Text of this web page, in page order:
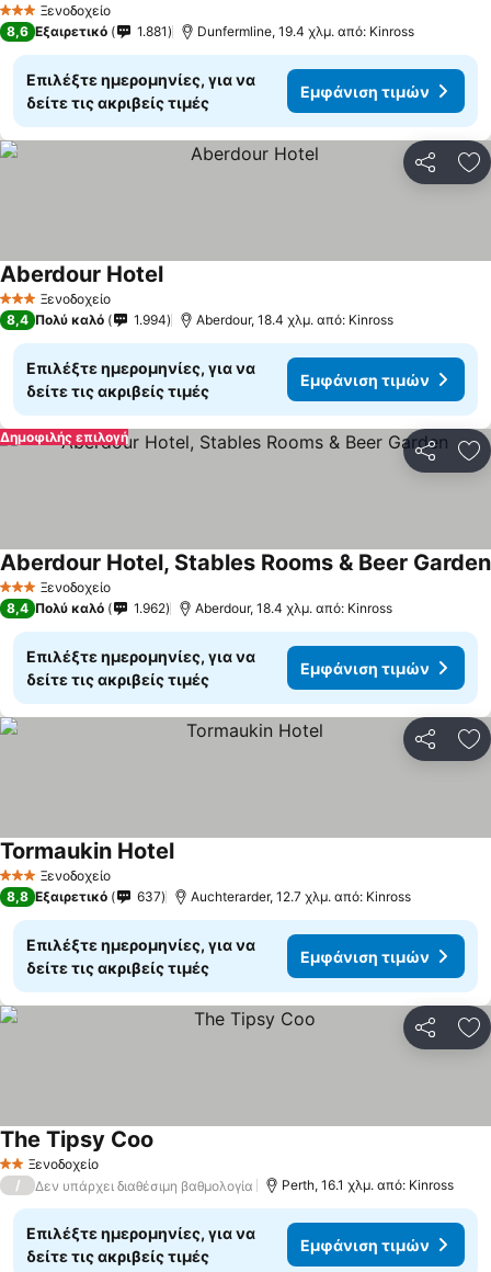
3 ΑστέριαΞενοδοχείο
8,6 Εξαιρετικό 1.881 Dunfermline, 19.4 χλμ. από: Kinross
Επιλέξτε ημερομηνίες, για να
δείτε τις ακριβείς τιμές
Εμφάνιση τιμών
3 ΑστέριαΞενοδοχείο
Aberdour Hotel
8,4 Πολύ καλό 1.994 Aberdour, 18.4 χλμ. από: Kinross
Επιλέξτε ημερομηνίες, για να
δείτε τις ακριβείς τιμές
Εμφάνιση τιμών
Δημοφιλής επιλογή
3 ΑστέριαΞενοδοχείο
Aberdour Hotel, Stables Rooms & Beer Garden
8,4 Πολύ καλό 1.962 Aberdour, 18.4 χλμ. από: Kinross
Επιλέξτε ημερομηνίες, για να
δείτε τις ακριβείς τιμές
Εμφάνιση τιμών
3 ΑστέριαΞενοδοχείο
Tormaukin Hotel
8,8 Εξαιρετικό 637 Auchterarder, 12.7 χλμ. από: Kinross
Επιλέξτε ημερομηνίες, για να
δείτε τις ακριβείς τιμές
Εμφάνιση τιμών
2 ΑστέριαΞενοδοχείο
The Tipsy Coo
/ Δεν υπάρχει διαθέσιμη βαθμολογία Perth, 16.1 χλμ. από: Kinross
Επιλέξτε ημερομηνίες, για να
δείτε τις ακριβείς τιμές
Εμφάνιση τιμών